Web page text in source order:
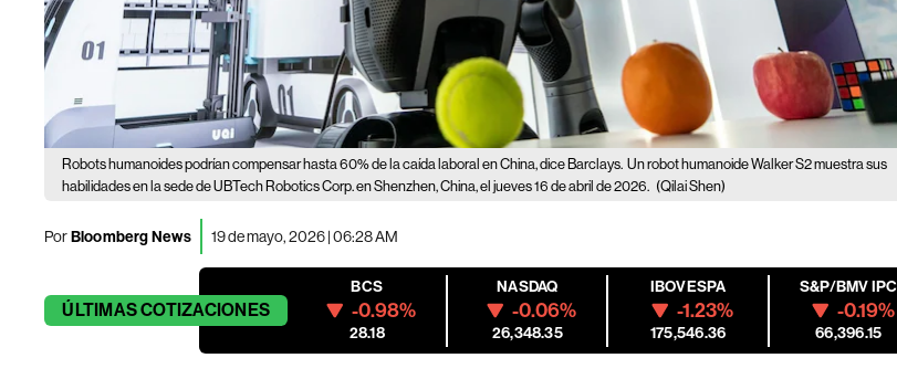
Robots humanoides podrían compensar hasta 60% de la caída laboral en China, dice Barclays. Un robot humanoide Walker S2 muestra sus
habilidades en la sede de UBTech Robotics Corp. en Shenzhen, China, el jueves 16 de abril de 2026. (Qilai Shen)
PorBloomberg News 19 de mayo, 2026 | 06:28 AM
ÚLTIMASCOTIZACIONES
BCS
-0.98%
28.18
NASDAQ
-0.06%
26,348.35
IBOVESPA
-1.23%
175,546.36
S&P/BMV IPC
-0.19%
66,396.15